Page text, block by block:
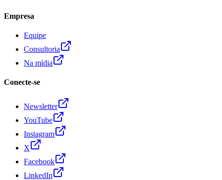
Empresa
Equipe
Consultoria
Na mídia
Conecte-se
Newsletter
YouTube
Instagram
X
Facebook
LinkedIn